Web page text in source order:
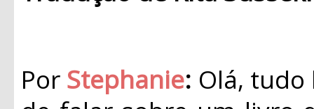
Por Stephanie: Olá, tudo